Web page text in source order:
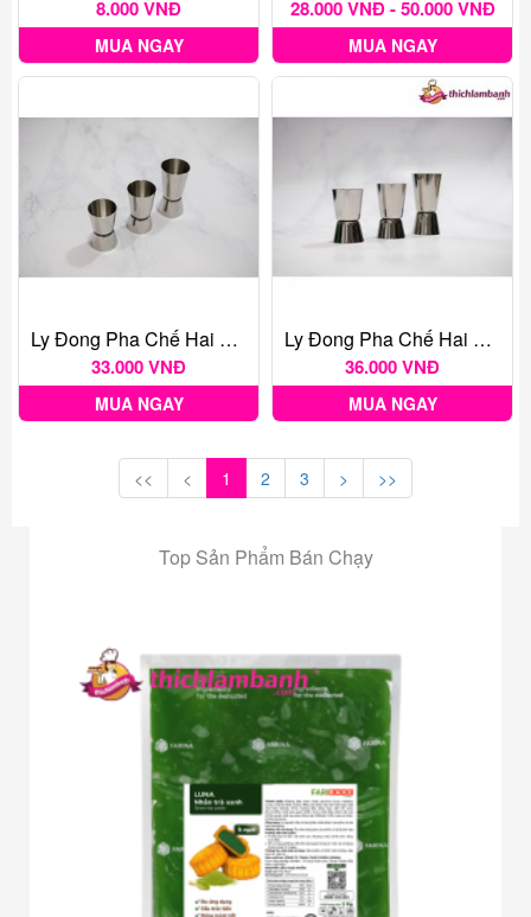
8.000 VNĐ
MUA NGAY
28.000 VNĐ - 50.000 VNĐ
MUA NGAY
Ly Đong Pha Chế Hai Đầu 20/30 Cc
33.000 VNĐ
MUA NGAY
Ly Đong Pha Chế Hai Đầu Inox 20/40 Cc
36.000 VNĐ
MUA NGAY
<< < 1 2 3 > >>
Top Sản Phẩm Bán Chạy